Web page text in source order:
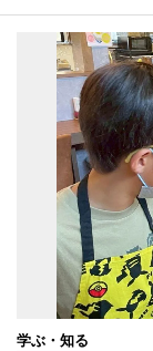
学ぶ・知る